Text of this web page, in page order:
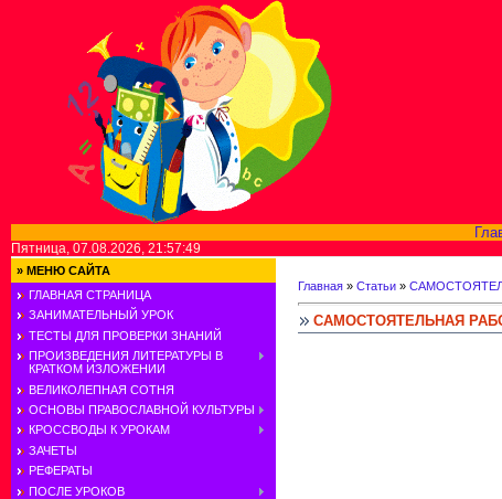
Пятница, 07.08.2026, 21:57:49
» МЕНЮ САЙТА
ГЛАВНАЯ СТРАНИЦА
ЗАНИМАТЕЛЬНЫЙ УРОК
ТЕСТЫ ДЛЯ ПРОВЕРКИ ЗНАНИЙ
ПРОИЗВЕДЕНИЯ ЛИТЕРАТУРЫ В
КРАТКОМ ИЗЛОЖЕНИИ
ВЕЛИКОЛЕПНАЯ СОТНЯ
ОСНОВЫ ПРАВОСЛАВНОЙ КУЛЬТУРЫ
КРОССВОДЫ К УРОКАМ
ЗАЧЕТЫ
РЕФЕРАТЫ
ПОСЛЕ УРОКОВ
Главная » Статьи »
САМОСТОЯТЕЛЬНАЯ